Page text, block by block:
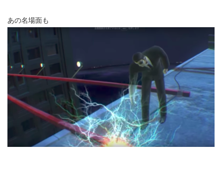
あの名場面も